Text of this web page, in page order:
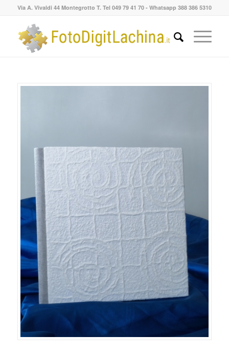
Via A. Vivaldi 44 Montegrotto T. Tel 049 79 41 70 - Whatsapp 388 386 5310